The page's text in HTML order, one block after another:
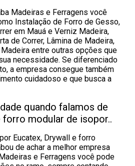
Madeiras e Ferragens você
Instalação de Forro de Gesso,
em Mauá e Verniz Madeira,
de Correr, Lâmina de Madeira,
entre outras opções que
necessidade. Se diferenciado
a empresa consegue também
cuidadoso e que busca a
quando falamos de
forro modular de isopor..
Eucatex, Drywall e forro
de achar a melhor empresa
e Ferragens você pode